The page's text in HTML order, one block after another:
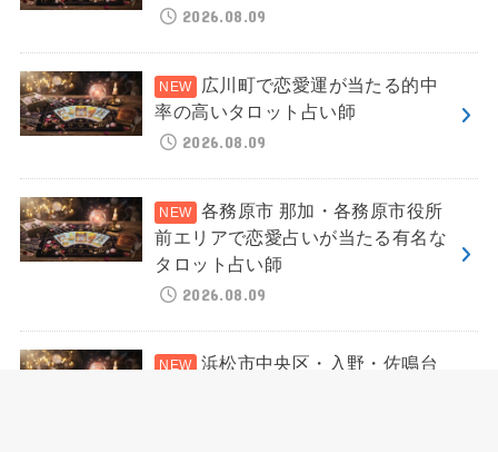
2026.08.09
広川町で恋愛運が当たる的中
率の高いタロット占い師
2026.08.09
各務原市 那加・各務原市役所
前エリアで恋愛占いが当たる有名な
タロット占い師
2026.08.09
浜松市中央区・入野・佐鳴台